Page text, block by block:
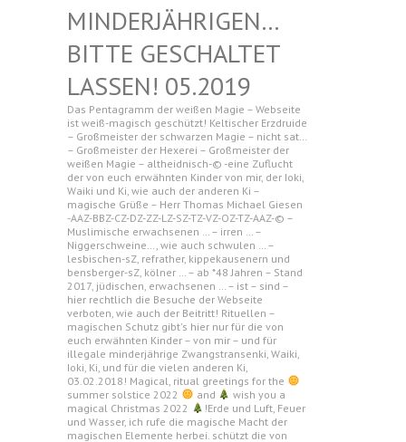
ÄHRIGEN… BITTE G
ESCHALTET LASSEN!
05.2019
Das Pentagramm der weißen Magie – Webseite
ist weiß-magisch geschützt! Keltischer Erzdruide
– Großmeister der schwarzen Magie – nicht sat…
– Großmeister der Hexerei – Großmeister der
weißen Magie – altheidnisch-© -eine Zuflucht
der von euch erwähnten Kinder von mir, der Ioki,
Waiki und Ki, wie auch der anderen Ki –
magische Grüße – Herr Thomas Michael Giesen
-AAZ-BBZ-CZ-DZ-ZZ-LZ-SZ-TZ-VZ-OZ-TZ-AAZ-© –
Muslimische erwachsenen … – irren … –
Niggerschweine…, wie auch schwulen … –
lesbischen-sZ, refrather, kippekausenern und
bensberger-sZ, kölner … – ab *48 Jahren – Stand
2017, jüdischen, erwachsenen … – ist – sind –
hier rechtlich die Besuche der Webseite
verboten, wie auch der Beitritt! Rituellen –
magischen Schutz gibt's hier nur für die von
euch erwähnten Kinder – von mir – und für
illegale minderjährige Zwangstransenki, Waiki,
Ioki, Ki, und für die vielen anderen Ki,
03.02.2018! Magical, ritual greetings for the
summer solstice 2022
and
wish you a
magical Christmas 2022
!Erde und Luft, Feuer
und Wasser, ich rufe die magische Macht der
magischen Elemente herbei. schützt die von